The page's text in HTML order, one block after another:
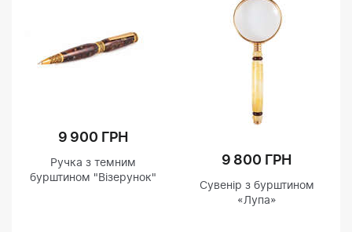
9 900 ГРН
Ручка з темним
бурштином "Візерунок"
9 800 ГРН
Сувенір з бурштином
«Лупа»